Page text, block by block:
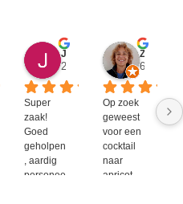
geleden 2 jaar geleden
Super
zaak!
Goed
geholpen
, aardig
personee
6 jaar
Op zoek
geweest
voor een
cocktail
naar
apricot